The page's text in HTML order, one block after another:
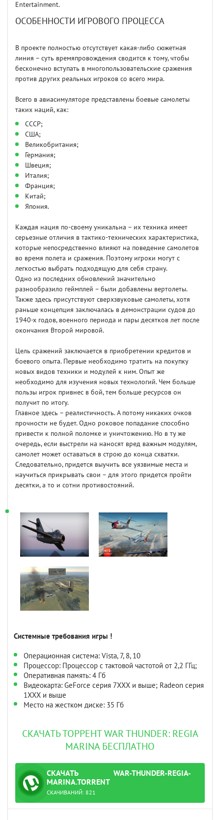
Entertainment.
ОСОБЕННОСТИ ИГРОВОГО ПРОЦЕССА
В проекте полностью отсутствует какая-либо сюжетная
линия – суть времяпровождения сводится к тому, чтобы
бесконечно вступать в многопользовательские сражения
против других реальных игроков со всего мира.
Всего в авиасимуляторе представлены боевые самолеты
таких наций, как:
СССР;
США;
Великобритания;
Германия;
Швеция;
Италия;
Франция;
Китай;
Япония.
Каждая нация по-своему уникальна – их техника имеет
серьезные отличия в тактико-технических характеристика,
которые непосредственно влияют на поведение самолетов
во время полета и сражения. Поэтому игроки могут с
легкостью выбрать подходящую для себя страну.
Одно из последних обновлений значительно
разнообразило геймплей – были добавлены вертолеты.
Также здесь присутствуют сверхзвуковые самолеты, хотя
раньше концепция заключалась в демонстрации судов до
1940-х годов, военного периода и пары десятков лет после
окончания Второй мировой.
Цель сражений заключается в приобретении кредитов и
боевого опыта. Первые необходимо тратить на покупку
новых видов техники и модулей к ним. Опыт же
необходимо для изучения новых технологий. Чем больше
пользы игрок привнес в бой, тем больше ресурсов он
получит по итогу.
Главное здесь – реалистичность. А потому никаких очков
прочности не будет. Одно роковое попадание способно
привести к полной поломке и уничтожению. Но в ту же
очередь, если выстрели на наносят вред важным модулям,
самолет может оставаться в строю до конца схватки.
Следовательно, придется выучить все уязвимые места и
научиться прикрывать свои – для этого придется пройти
десятки, а то и сотни противостояний.
Системные требования игры !
Операционная система: Vista, 7, 8, 10
Процессор: Процессор с тактовой частотой от 2,2 ГГц;
Оперативная память: 4 Гб
Видеокарта: GeForce серия 7XXX и выше; Radeon серия
1XXX и выше
Место на жестком диске: 35 Гб
СКАЧАТЬ ТОРРЕНТ WAR THUNDER: REGIA
MARINA БЕСПЛАТНО
СКАЧАТЬ
ТОРРЕНТ
WAR-THUNDER-REGIA-
MARINA.TORRENT
СКАЧИВАНИЙ: 821